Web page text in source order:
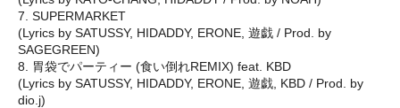
7. SUPERMARKET
(Lyrics by SATUSSY, HIDADDY, ERONE, 遊戯 / Prod. by
SAGEGREEN)
8. 胃袋でパーティー (食い倒れREMIX) feat. KBD
(Lyrics by SATUSSY, HIDADDY, ERONE, 遊戯, KBD / Prod. by
dio.j)